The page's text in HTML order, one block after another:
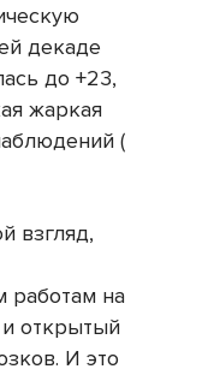
декаде
до +23,
жаркая
(
взгляд,
работам на
открытый
И это